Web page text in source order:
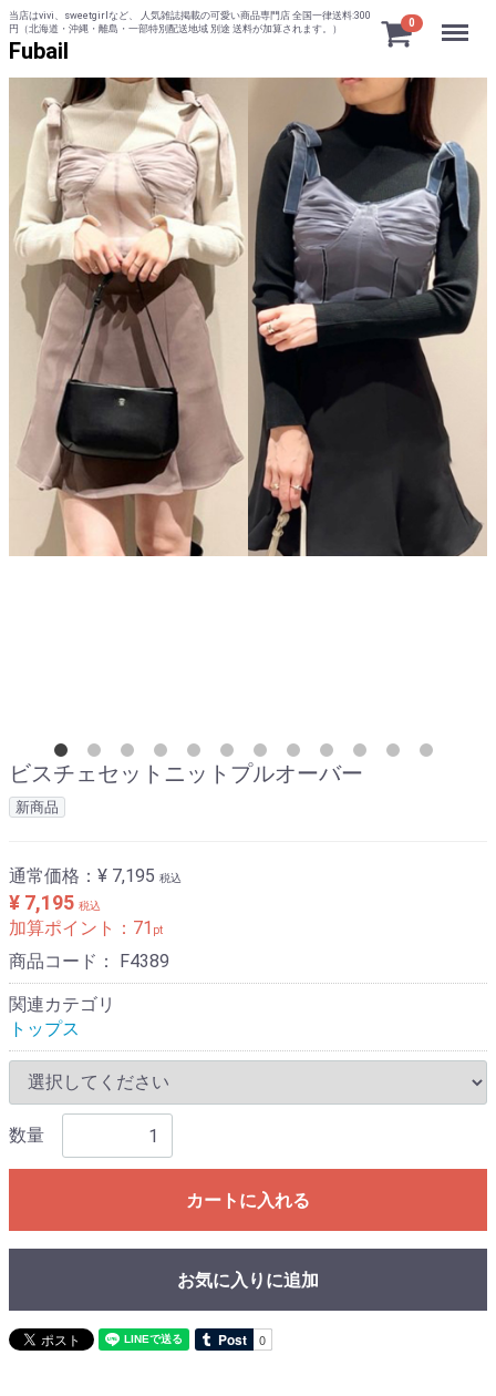
当店はvivi、sweetgirlなど、 人気雑誌掲載の可愛い商品専門店 全国一律送料:300
円（北海道・沖縄・離島・一部特別配送地域 別途 送料が加算されます。）
Fubail
0 Menu
ビスチェセットニットプルオーバー
新商品
通常価格： ¥ 7,195 税込
¥ 7,195 税込
加算ポイント： 71 pt
商品コード： F4389
関連カテゴリ
トップス
数量
カートに入れる
お気に入りに追加